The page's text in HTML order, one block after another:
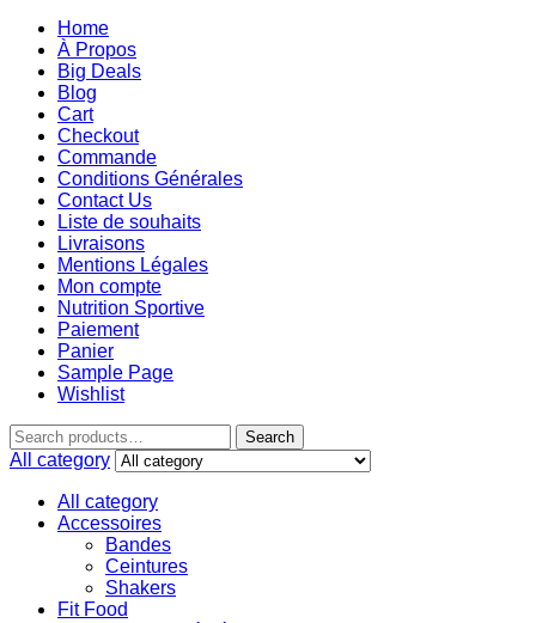
Home
À Propos
Big Deals
Blog
Cart
Checkout
Commande
Conditions Générales
Contact Us
Liste de souhaits
Livraisons
Mentions Légales
Mon compte
Nutrition Sportive
Paiement
Panier
Sample Page
Wishlist
Search
All category
All category
Accessoires
Bandes
Ceintures
Shakers
Fit Food